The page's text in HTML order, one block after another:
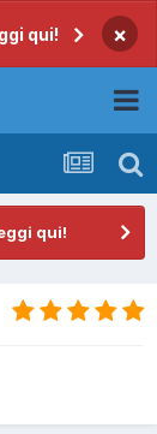
qui! ×
qui!